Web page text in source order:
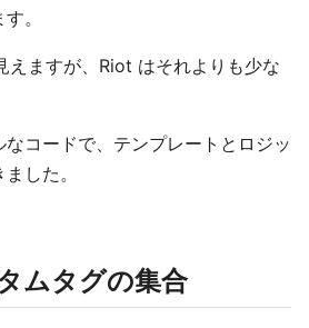
。
えますが、Riot はそれよりも少な
コードで、テンプレートとロジッ
した。
ムタグの集合